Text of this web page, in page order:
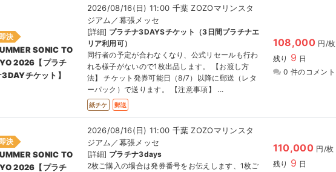
決
SONIC TO
2026【プラチ
3DAYチケット】
2026/08/16(日) 11:00 千葉 ZOZOマリンスタ
ジアム／幕張メッセ
[詳細] プラチナ3DAYSチケット（3日間プラチナエ
リア利用可）
同行者の予定が合わなくなり、公式リセールも行わ
れる様子がないので1枚出品します。 【お渡し方
法】 チケット発券可能日（8/7）以降に郵送（レタ
ーパック）で送ります。 【注意事項】 ...
紙チケ 郵送
108,000 円/枚
残り 9 日
0 件のコメント
決
SONIC TO
2026【プラチ
2026/08/16(日) 11:00 千葉 ZOZOマリンスタ
ジアム／幕張メッセ
[詳細] プラチナ3days
2枚ご購入の場合は発券番号をお伝えします、1枚ご
110,000 円/枚
残り 9 日